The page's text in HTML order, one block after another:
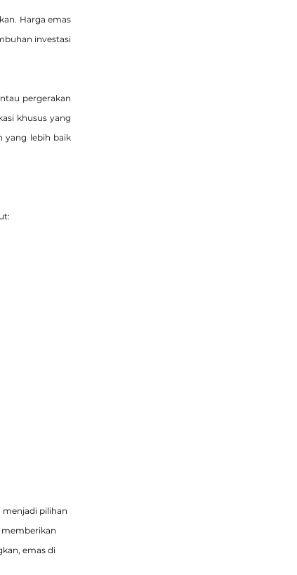
Harga emas
investasi
pergerakan
khusus yang
yang lebih baik
menjadi pilihan
memberikan
emas di